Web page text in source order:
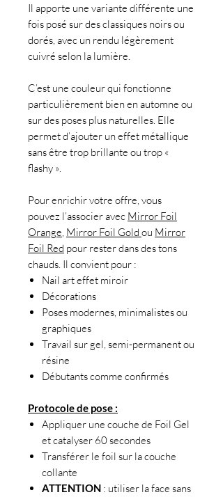
Il apporte une variante différente une
fois posé sur des classiques noirs ou
dorés, avec un rendu légèrement
cuivré selon la lumière.
C’est une couleur qui fonctionne
particulièrement bien en automne ou
sur des poses plus naturelles. Elle
permet d’ajouter un effet métallique
sans être trop brillante ou trop «
flashy ».
Pour enrichir votre offre, vous
pouvez l’associer avec Mirror Foil
Orange, Mirror Foil Gold ou Mirror
Foil Red pour rester dans des tons
chauds. Il convient pour :
Nail art effet miroir
Décorations
Poses modernes, minimalistes ou
graphiques
Travail sur gel, semi-permanent ou
résine
Débutants comme confirmés
Protocole de pose :
Appliquer une couche de Foil Gel
et catalyser 60 secondes
Transférer le foil sur la couche
collante
ATTENTION : utiliser la face sans